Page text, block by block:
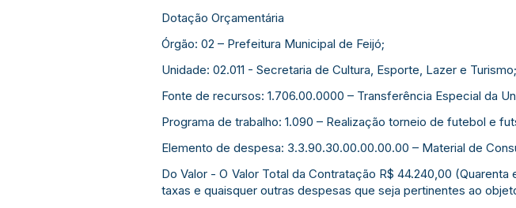
Dotação Orçamentária
Órgão: 02 – Prefeitura Municipal de Feijó;
Unidade: 02.011 - Secretaria de Cultura, Esporte, Lazer e Turismo;
Fonte de recursos: 1.706.00.0000 – Transferência Especial da
Programa de trabalho: 1.090 – Realização torneio de futebol e
Elemento de despesa: 3.3.90.30.00.00.00.00 – Material de
Do Valor - O Valor Total da Contratação R$ 44.240,00
taxas e quaisquer outras despesas que seja pertinentes ao